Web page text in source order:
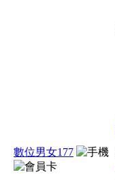
數位男女177